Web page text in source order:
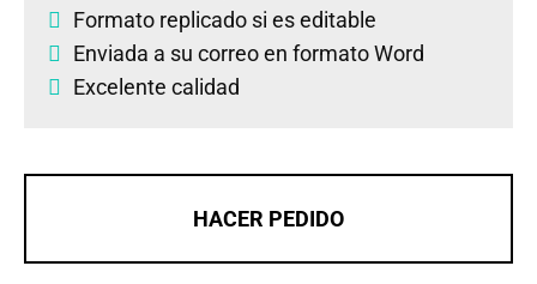
Formato replicado si es editable
Enviada a su correo en formato Word
Excelente calidad
HACER PEDIDO